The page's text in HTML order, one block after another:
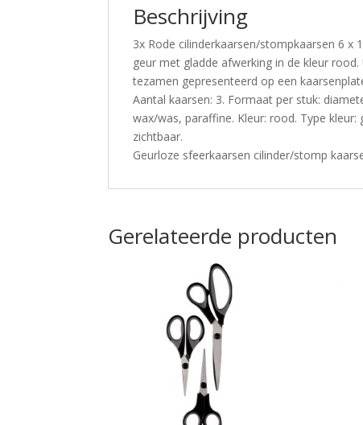
Beschrijving
3x Rode cilinderkaarsen/stompkaarsen 6 x
geur met gladde afwerking in de kleur
tezamen gepresenteerd op een
Aantal kaarsen: 3. Formaat per stuk:
wax/was, paraffine. Kleur: rood. Type
zichtbaar.
Geurloze sfeerkaarsen cilinder/stomp
Gerelateerde producten